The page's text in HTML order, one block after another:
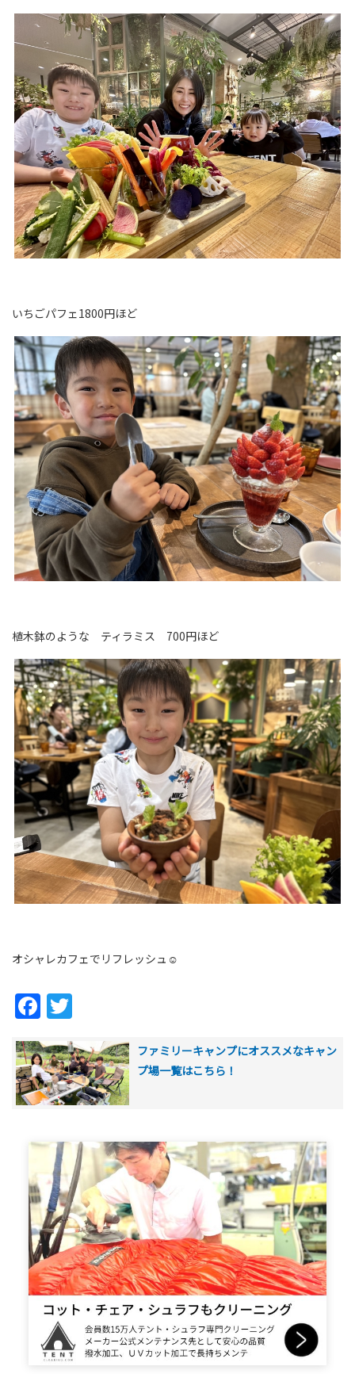
いちごパフェ1800円ほど
植木鉢のような ティラミス 700円ほど
オシャレカフェでリフレッシュ☺
Facebook
ファミリーキャンプにオススメなキャン
プ場一覧はこちら！